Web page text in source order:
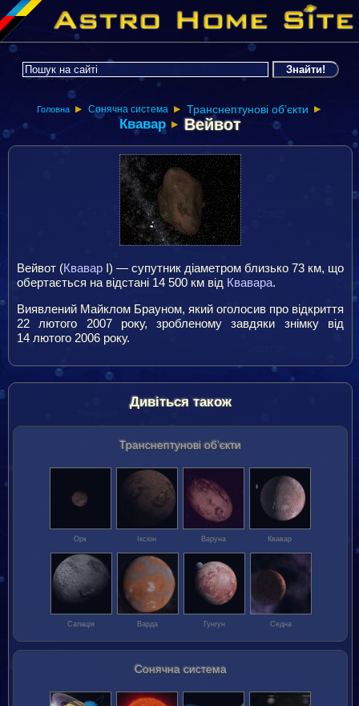
Головна ▶ Сонячна система ▶ Транснептунові об’єкти ▶
Квавар ▶ Вейвот
Вейвот (Квавар I) — супутник діаметром близько 73 км, що
обертається на відстані 14 500 км від Квавара.
Виявлений Майклом Брауном, який оголосив про відкриття
22 лютого 2007 року, зробленому завдяки знімку від
14 лютого 2006 року.
Дивіться також
Транс­нептунові об’єкти
Орк Іксіон Варуна Квавар
Салація Варда Гунгун Седна
Сонячна система